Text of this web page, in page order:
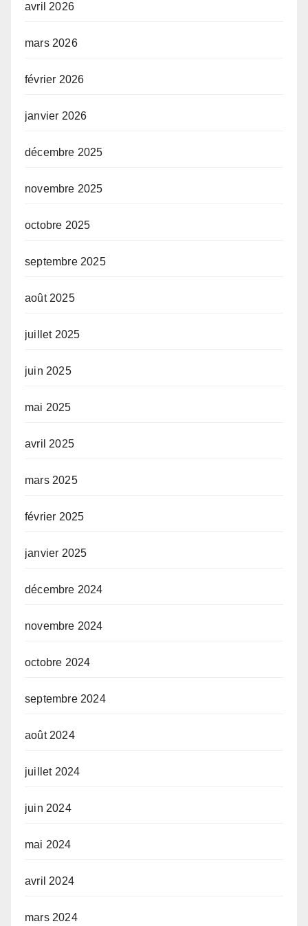
avril 2026
mars 2026
février 2026
janvier 2026
décembre 2025
novembre 2025
octobre 2025
septembre 2025
août 2025
juillet 2025
juin 2025
mai 2025
avril 2025
mars 2025
février 2025
janvier 2025
décembre 2024
novembre 2024
octobre 2024
septembre 2024
août 2024
juillet 2024
juin 2024
mai 2024
avril 2024
mars 2024